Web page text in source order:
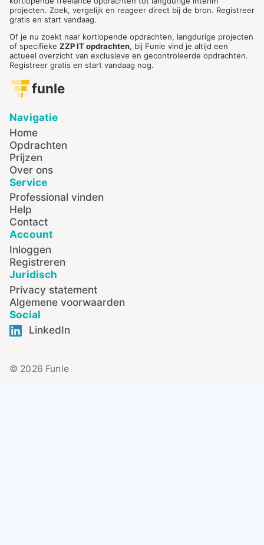
projecten. Zoek, vergelijk en reageer direct bij de bron. Registreer
gratis en start vandaag.
Of je nu zoekt naar kortlopende opdrachten, langdurige projecten
of specifieke ZZP IT opdrachten, bij Funle vind je altijd een
actueel overzicht van exclusieve en gecontroleerde opdrachten.
Registreer gratis en start vandaag nog.
funle
Navigatie
Home
Opdrachten
Prijzen
Over ons
Service
Professional vinden
Help
Contact
Account
Inloggen
Registreren
Juridisch
Privacy statement
Algemene voorwaarden
Social
LinkedIn
© 2026 Funle